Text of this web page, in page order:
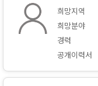
희망지역
희망분야
경력
공개이력서